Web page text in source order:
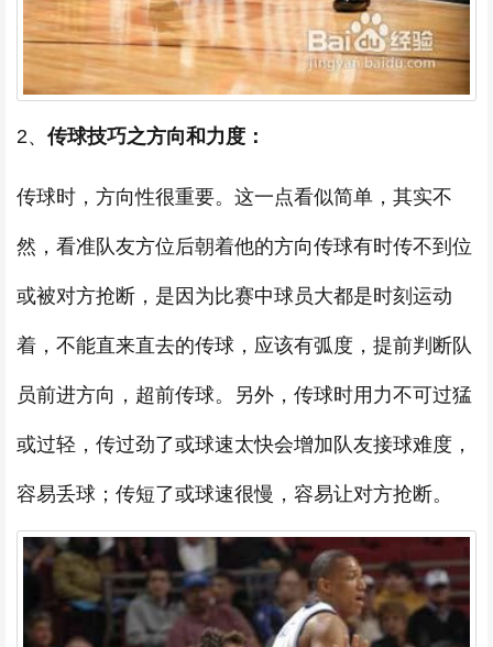
2、 传球技巧之方向和力度：
传球时，方向性很重要。这一点看似简单，其实不
然，看准队友方位后朝着他的方向传球有时传不到位
或被对方抢断，是因为比赛中球员大都是时刻运动
着，不能直来直去的传球，应该有弧度，提前判断队
员前进方向，超前传球。另外，传球时用力不可过猛
或过轻，传过劲了或球速太快会增加队友接球难度，
容易丢球；传短了或球速很慢，容易让对方抢断。